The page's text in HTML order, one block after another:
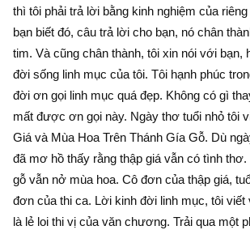
thì tôi phải trả lời bằng kinh nghiệm của
bạn biết đó, câu trả lời cho bạn, nó chân
tim. Và cũng chân thành, tôi xin nói với bạn,
đời sống linh mục của tôi. Tôi hạnh phúc
đời ơn gọi linh mục quá đẹp. Không có gì
mất được ơn gọi này. Ngày thơ tuổi nhỏ tôi
Giá và Mùa Hoa Trên Thánh Gía Gỗ. Dù
đã mơ hồ thấy rằng thập giá vẫn có tình thơ.
gỗ vẫn nở mùa hoa. Cô đơn của thập giá,
đơn của thi ca. Lời kinh đời linh mục, tôi viết
là lẻ loi thi vị của văn chương. Trải qua một